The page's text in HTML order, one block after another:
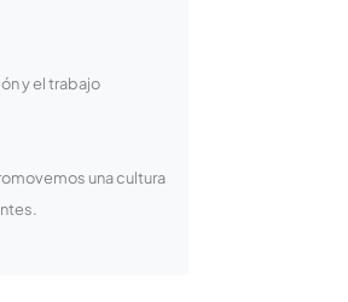
y el trabajo
una cultura